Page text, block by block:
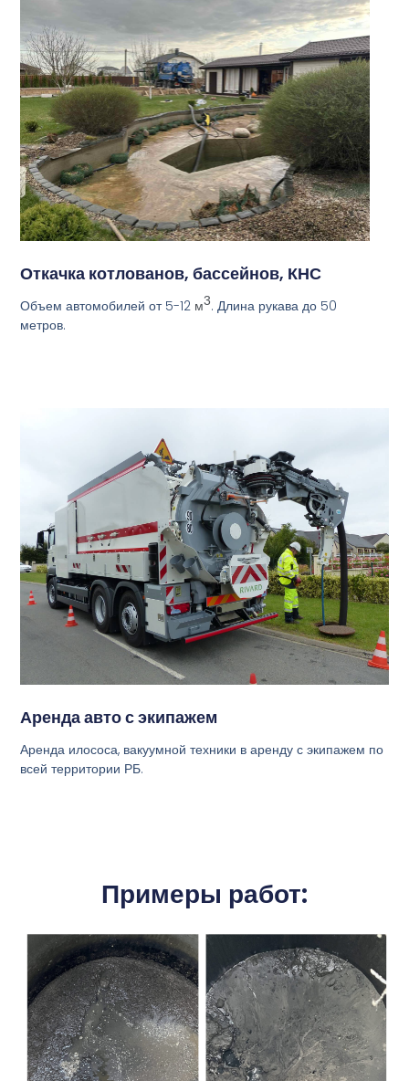
Откачка котлованов, бассейнов, КНС
Объем автомобилей от 5-12 м3. Длина рукава до 50
метров.
Аренда авто с экипажем
Аренда илососа, вакуумной техники в аренду с экипажем по
всей территории РБ.
Примеры работ: